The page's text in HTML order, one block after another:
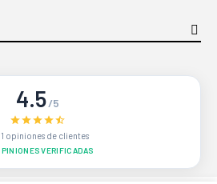
4.5/5
opiniones de clientes
VERIFICADAS